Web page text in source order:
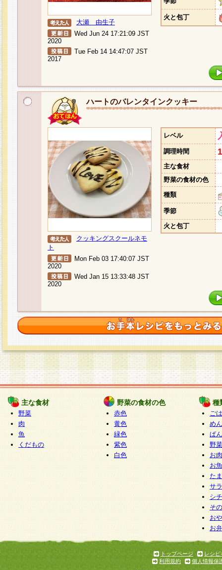
大瀬 由生子
Wed Jun 24 17:21:09 JST
2020
Tue Feb 14 14:47:07 JST
2017
火と包丁
ハートのバレンタインクッキー
クッキングスクールネモ
ト
Mon Feb 03 17:40:07 JST
2020
Wed Jan 15 13:33:48 JST
2020
レベル
調理時間
主な食材
野菜の食材の色
種類
季節
火と包丁
主な食材
野菜
肉
魚
くだもの
野菜の食材の色
赤色
黄色
緑色
紫色
白色
種
ご
めん
ぱん
野
お
お
た
サ
シ
そ
お
お
トップページ
レシピ
利用規約
個人情報保